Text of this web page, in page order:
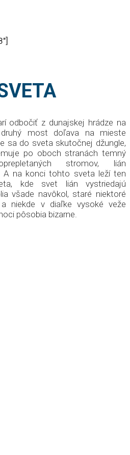
odbočiť z dunajskej hrádze na
most doľava na mieste
sa do sveta skutočnej džungle,
po oboch stranách temný
stromov, lián
A na konci tohto sveta leží ten
kde svet lián vystriedajú
všade navôkol, staré niektoré
a niekde v diaľke vysoké veže
pôsobia bizarne.